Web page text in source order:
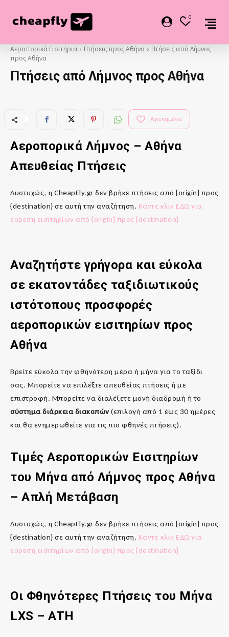
0
Αεροπορικά Εισιτήρια Πτήσεις προς Αθήνα
Πτήσεις από Λήμνος
προς Αθήνα
Πτήσεις από Λήμνος προς Αθήνα
Αγαπημένα
Αεροπορικά Λήμνος – Αθήνα
Απευθείας Πτήσεις
Δυστυχώς, η CheapFly.gr δεν βρήκε πτήσεις από {origin} προς
{destination} σε αυτή την αναζήτηση. Κάντε κλικ ΕΔΩ για
εύρεση εισιτηρίων από {origin} προς {destination}
Αναζητήστε γρήγορα και εύκολα
σε εκατοντάδες ταξιδιωτικούς
ιστότοπους προσφορές
αεροπορικών εισιτηρίων προς
Αθήνα
Βρείτε εύκολα την φθηνότερη μέρα ή μήνα για το ταξίδι
σας. Μπορείτε να επιλέξτε απευθείας πτήσεις ή με
επιστροφή. Μπορείτε να διαλέξετε μονή διαδρομή ή το
σύστημα διάρκεια διακοπών (επιλογή από 1 έως 30 ημέρες
και θα ενημερωθείτε για τις πιο φθηνές πτήσεις).
Τιμές Αεροπορικών Εισιτηρίων
του Μήνα από Λήμνος προς Αθήνα
– Απλή Μετάβαση
Δυστυχώς, η CheapFly.gr δεν βρήκε πτήσεις από {origin} προς
{destination} σε αυτή την αναζήτηση. Κάντε κλικ ΕΔΩ για
εύρεση εισιτηρίων από {origin} προς {destination}
Οι Φθηνότερες Πτήσεις του Μήνα
LXS – ATH